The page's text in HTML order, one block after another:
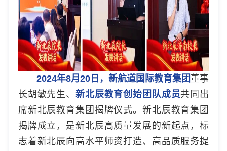
2024年8月20日，新航道国际教育集团 董事
长胡敏先生、 新北辰教育创始团队成员共同出
席新北辰教育集团揭牌仪式。新北辰教育集团
揭牌成立，是新北辰高质量发展的新起点，标
志着新北辰向高水平师资打造、高品质服务提